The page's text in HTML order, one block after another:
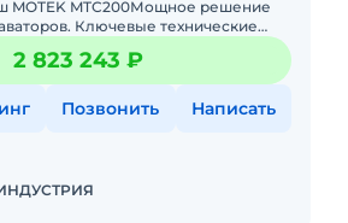
MOTEK MTC200Мощное решение
Ключевые технические
экскаваторы 18,5–29 тонн
2 823 243 ₽
Позвонить Написать